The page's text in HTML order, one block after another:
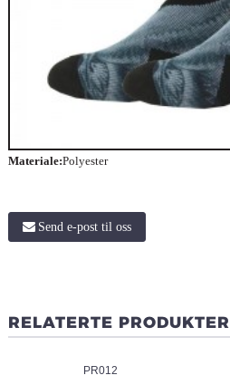
Materiale:Polyester
Send e-post til oss
RELATERTE PRODUKTER
PR012